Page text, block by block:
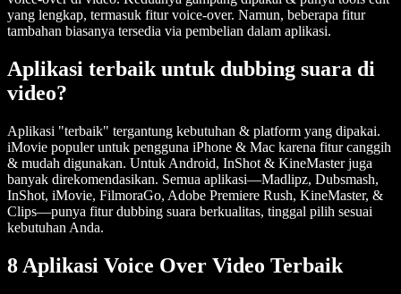
yang lengkap, termasuk fitur voice-over. Namun, beberapa fitur
tambahan biasanya tersedia via pembelian dalam aplikasi.
Aplikasi terbaik untuk dubbing suara di
video?
Aplikasi "terbaik" tergantung kebutuhan & platform yang dipakai.
iMovie populer untuk pengguna iPhone & Mac karena fitur canggih
& mudah digunakan. Untuk Android, InShot & KineMaster juga
banyak direkomendasikan. Semua aplikasi—Madlipz, Dubsmash,
InShot, iMovie, FilmoraGo, Adobe Premiere Rush, KineMaster, &
Clips—punya fitur dubbing suara berkualitas, tinggal pilih sesuai
kebutuhan Anda.
8 Aplikasi Voice Over Video Terbaik